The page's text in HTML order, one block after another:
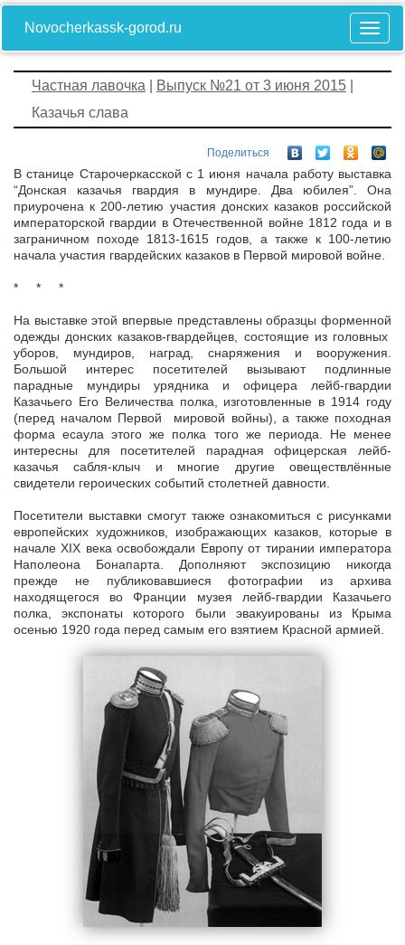
Novocherkassk-gorod.ru
Частная лавочка Выпуск №21 от 3 июня 2015
Казачья слава
Поделиться
В станице Старочеркасской с 1 июня начала работу выставка
“Донская казачья гвардия в мундире. Два юбилея”. Она
приурочена к 200-летию участия донских казаков российской
императорской гвардии в Отечественной войне 1812 года и в
заграничном походе 1813-1615 годов, а также к 100-летию
начала участия гвардейских казаков в Первой мировой войне.
* * *
На выставке этой впервые представлены образцы форменной
одежды донских казаков-гвардейцев, состоящие из головных
уборов, мундиров, наград, снаряжения и вооружения.
Большой интерес посетителей вызывают подлинные
парадные мундиры урядника и офицера лейб-гвардии
Казачьего Его Величества полка, изготовленные в 1914 году
(перед началом Первой мировой войны), а также походная
форма есаула этого же полка того же периода. Не менее
интересны для посетителей парадная офицерская лейб-
казачья сабля-клыч и многие другие овеществлённые
свидетели героических событий столетней давности.
Посетители выставки смогут также ознакомиться с рисунками
европейских художников, изображающих казаков, которые в
начале XIX века освобождали Европу от тирании императора
Наполеона Бонапарта. Дополняют экспозицию никогда
прежде не публиковавшиеся фотографии из архива
находящегося во Франции музея лейб-гвардии Казачьего
полка, экспонаты которого были эвакуированы из Крыма
осенью 1920 года перед самым его взятием Красной армией.